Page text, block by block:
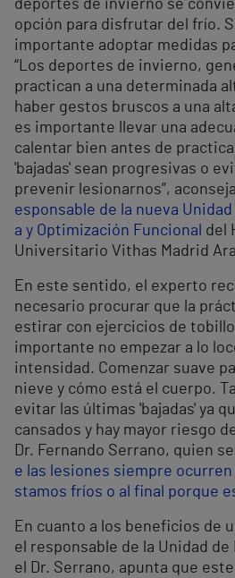
deportes de invierno se
opción para disfrutar del frío.
importante adoptar medidas
“Los deportes de invierno,
practican a una determinada
haber gestos bruscos a una
es importante llevar una
calentar bien antes de
'bajadas' sean progresivas o
prevenir lesionarnos”,
esponsable de la nueva
a y Optimización Funcional del
Universitario Vithas Madrid
En este sentido, el experto
necesario procurar que la
estirar con ejercicios de
importante no empezar a lo
intensidad. Comenzar suave
nieve y cómo está el cuerpo.
evitar las últimas 'bajadas' ya
cansados y hay mayor riesgo
Dr. Fernando Serrano, quien
e las lesiones siempre
stamos fríos o al final porque
En cuanto a los beneficios de
el responsable de la Unidad
el Dr. Serrano, apunta que